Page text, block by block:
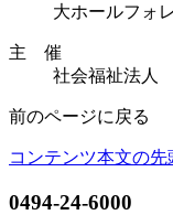
大ホールフォ
主 催
社会福祉法人
前のページに戻る
コンテンツ本文の先
0494-24-6000